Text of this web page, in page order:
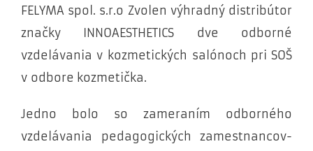
FELYMA spol. s.r.o Zvolen výhradný distribútor
značky INNOAESTHETICS dve odborné
vzdelávania v kozmetických salónoch pri SOŠ
v odbore kozmetička.
Jedno bolo so zameraním odborného
vzdelávania pedagogických zamestnancov-